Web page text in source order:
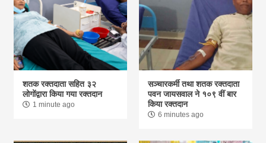
शतक रक्तदाता सहित ३२
लोगोंद्वारा किया गया रक्तदान
1 minute ago
सञ्चारकर्मी तथा शतक रक्तदाता
पवन जायसवाल ने १०९ वीं बार
किया रक्तदान
6 minutes ago